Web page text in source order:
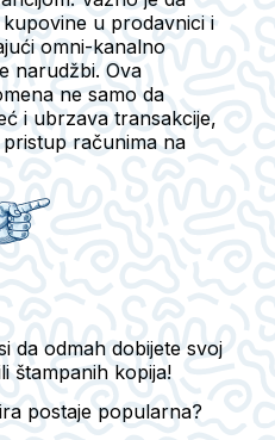
u prodavnici i
omni-kanalno
narudžbi. Ova
ne samo da
i ubrzava transakcije,
računima na
da odmah dobijete svoj
štampanih kopija!
postaje popularna?